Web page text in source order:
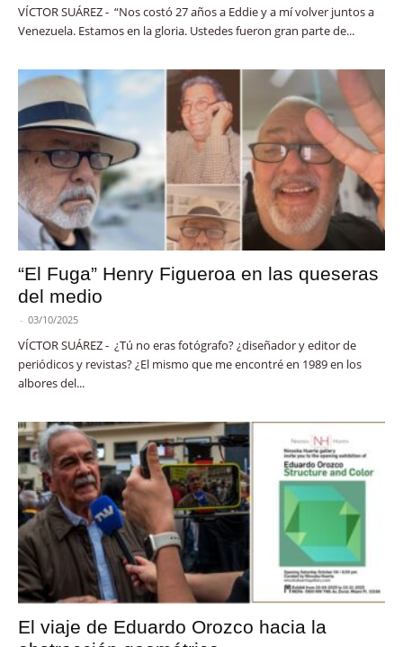
VÍCTOR SUÁREZ - “Nos costó 27 años a Eddie y a mí volver juntos a
Venezuela. Estamos en la gloria. Ustedes fueron gran parte de...
“El Fuga” Henry Figueroa en las queseras
del medio
- 03/10/2025
VÍCTOR SUÁREZ - ¿Tú no eras fotógrafo? ¿diseñador y editor de
periódicos y revistas? ¿El mismo que me encontré en 1989 en los
albores del...
El viaje de Eduardo Orozco hacia la